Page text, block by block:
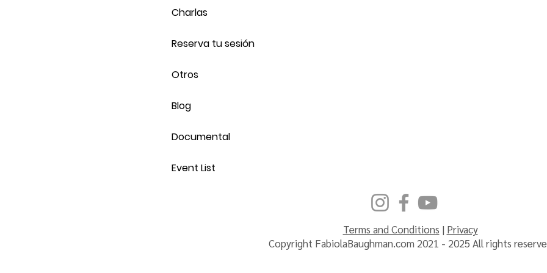
Charlas
Reserva tu sesión
Otros
Blog
Documental
Event List
Terms and Conditions | Privacy
Copyright FabiolaBaughman.com 2021 - 2025 All rights